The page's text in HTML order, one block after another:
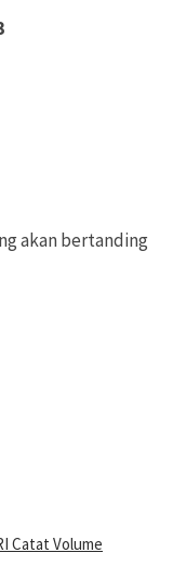
akan bertanding
Catat Volume